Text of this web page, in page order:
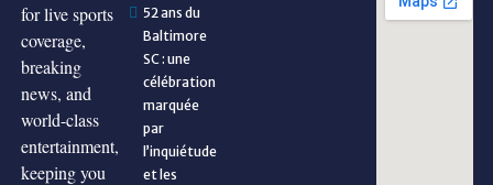
for live sports
coverage,
breaking
news, and
world-class
entertainment,
keeping you
52 ans du
Baltimore
SC : une
célébration
marquée
par
l’inquiétude
et les